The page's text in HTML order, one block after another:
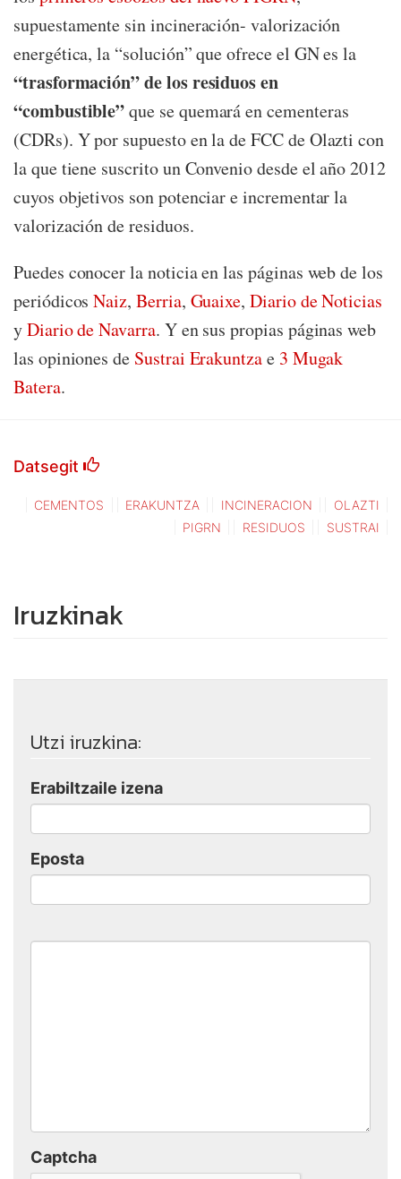
supuestamente sin incineración- valorización
energética, la “solución” que ofrece el GN es la
“trasformación” de los residuos en
“combustible”que se quemará en cementeras
(CDRs). Y por supuesto en la de FCC de Olazti con
la que tiene suscrito un Convenio desde el año 2012
cuyos objetivos son potenciar e incrementar la
valorización de residuos.
Puedes conocer la noticia en las páginas web de los
periódicosNaiz, Berria, Guaixe,Diario de Noticias
yDiario de Navarra. Y en sus propias páginas web
las opiniones de Sustrai Erakuntzae 3 Mugak
Batera.
Datsegit
CEMENTOS ERAKUNTZA INCINERACION
OLAZTI
PIGRN
RESIDUOS SUSTRAI
Iruzkinak
Utzi iruzkina:
Erabiltzaile izena
Eposta
Captcha